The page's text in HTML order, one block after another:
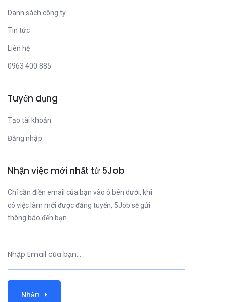
Danh sách công ty
Tin tức
Liên hệ
0963 400 885
Tuyển dụng
Tạo tài khoản
Đăng nhập
Nhận việc mới nhất từ 5Job
Chỉ cần điền email của bạn vào ô bên dưới, khi
có việc làm mới được đăng tuyển, 5Job sẽ gửi
thông báo đến bạn.
Nhận